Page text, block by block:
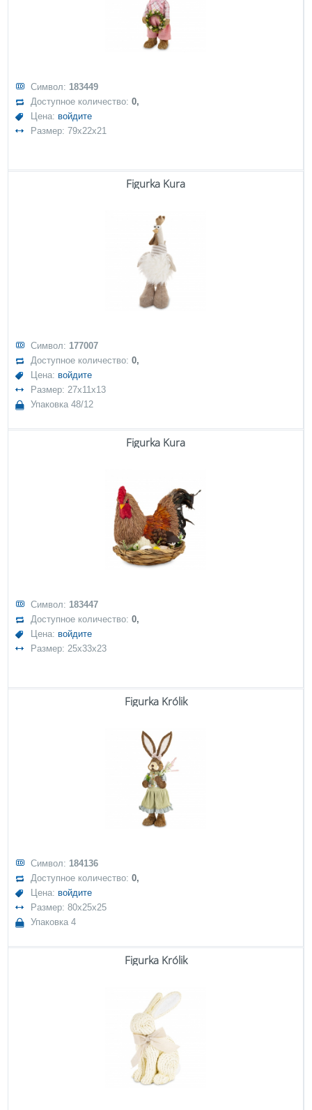
Символ: 183449
Доступное количество:0,
Цена: войдите
Размер: 79x22x21
Figurka Kura
Символ: 177007
Доступное количество:0,
Цена: войдите
Размер: 27x11x13
Упаковка 48/12
Figurka Kura
Символ: 183447
Доступное количество:0,
Цена: войдите
Размер: 25x33x23
Figurka Królik
Символ: 184136
Доступное количество:0,
Цена: войдите
Размер: 80x25x25
Упаковка 4
Figurka Królik